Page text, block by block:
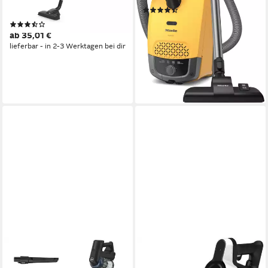
Filtersystem
ab 35,01 €
lieferbar - in 2-3 Werktagen bei dir
(159)
164,99 € 199,00 €
nur bis Dienstag
15,07 €mtl. in 12 Raten
-17%
lieferbar - in 1-2 Werktagen bei dir
Akku-Saugwischer HF410YP3